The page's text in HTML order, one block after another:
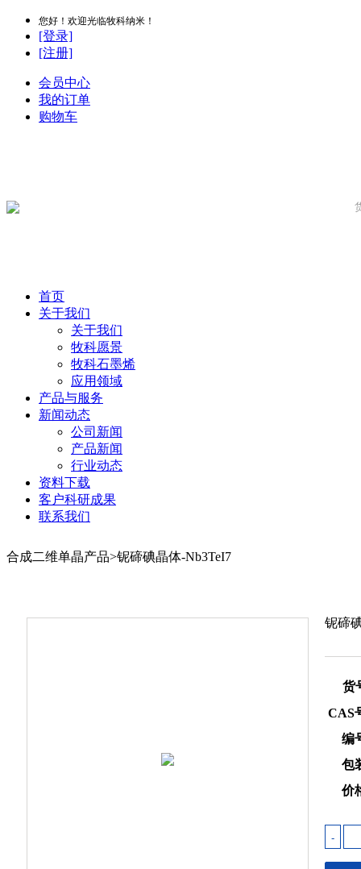
您好！欢迎光临牧科纳米！
[登录]
[注册]
会员中心
我的订单
购物车
首页
关于我们
关于我们
牧科愿景
牧科石墨烯
应用领域
产品与服务
新闻动态
公司新闻
产品新闻
行业动态
资料下载
客户科研成果
联系我们
合成二维单晶产品>铌碲碘晶体-Nb3TeI7
铌碲
货
CAS
编
包
价
-